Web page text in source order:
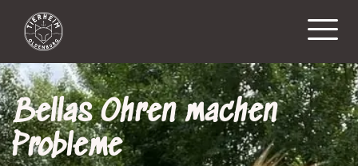
Bellas Ohren machen
Probleme